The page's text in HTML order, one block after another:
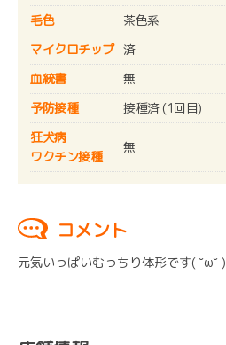
毛色
茶色系
マイクロチップ 済
血統書
無
予防接種
接種済 (1回目)
狂犬病
ワクチン接種
無
コメント
元気いっぱいむっちり体形です( ˘ω˘ )